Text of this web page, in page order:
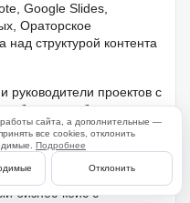
Google Slides,
Ораторское
над структурой контента
руководители проектов с
больших объемов
или внешних
отчетная
бизнес-кейс с
сайта, а дополнительные —
все cookies, отклонить
Подробнее
Отклонить